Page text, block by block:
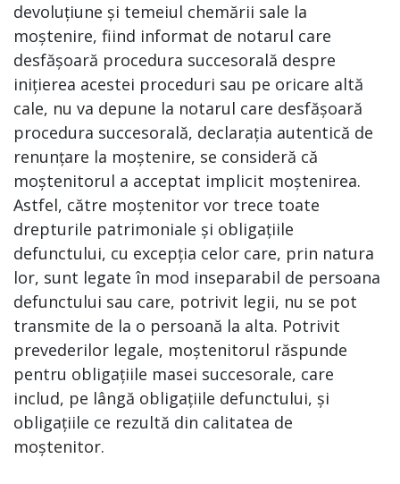
devoluțiune și temeiul chemării sale la
moștenire, fiind informat de notarul care
desfășoară procedura succesorală despre
inițierea acestei proceduri sau pe oricare altă
cale, nu va depune la notarul care desfășoară
procedura succesorală, declarația autentică de
renunțare la moștenire, se consideră că
moștenitorul a acceptat implicit moștenirea.
Astfel, către moștenitor vor trece toate
drepturile patrimoniale și obligațiile
defunctului, cu excepția celor care, prin natura
lor, sunt legate în mod inseparabil de persoana
defunctului sau care, potrivit legii, nu se pot
transmite de la o persoană la alta. Potrivit
prevederilor legale, moștenitorul răspunde
pentru obligațiile masei succesorale, care
includ, pe lângă obligațiile defunctului, și
obligațiile ce rezultă din calitatea de
moștenitor.